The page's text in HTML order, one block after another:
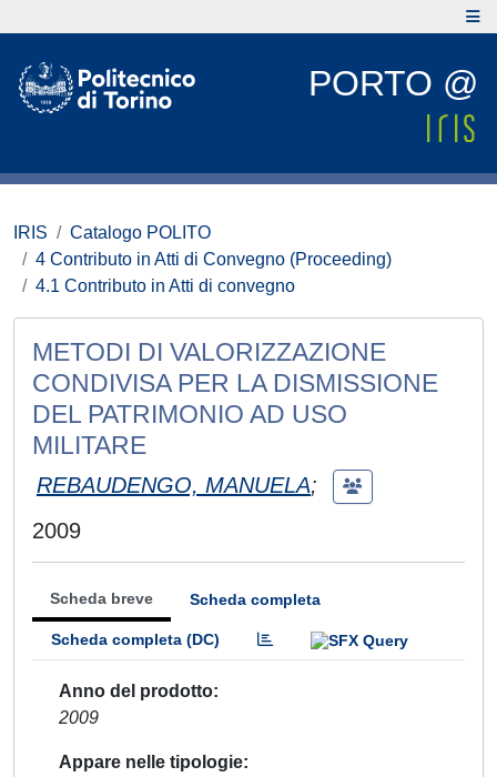
PORTO @
IRIS
Catalogo POLITO
4 Contributo in Atti di Convegno (Proceeding)
4.1 Contributo in Atti di convegno
METODI DI VALORIZZAZIONE
CONDIVISA PER LA DISMISSIONE
DEL PATRIMONIO AD USO
MILITARE
REBAUDENGO, MANUELA;
2009
Scheda breve Scheda completa
Scheda completa (DC)
Anno del prodotto
2009
Appare nelle tipologie